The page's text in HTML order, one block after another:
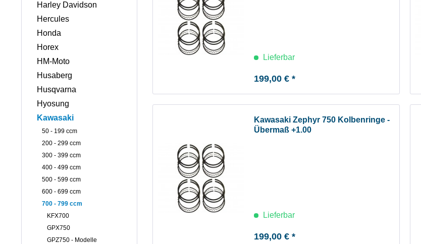
Harley Davidson
Hercules
Honda
Horex
HM-Moto
Husaberg
Husqvarna
Hyosung
Kawasaki
50 - 199 ccm
200 - 299 ccm
300 - 399 ccm
400 - 499 ccm
500 - 599 ccm
600 - 699 ccm
700 - 799 ccm
KFX700
GPX750
GPZ750 - Modelle
Lieferbar
199,00 € *
Kawasaki Zephyr 750 Kolbenringe -
Übermaß +1.00
Lieferbar
199,00 € *